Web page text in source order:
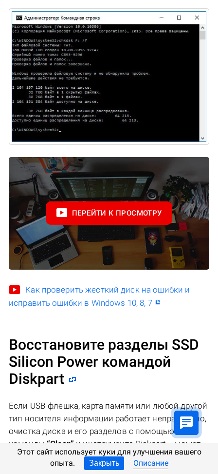
ПЕРЕЙТИ К ПРОСМОТРУ
Как проверить жесткий диск на ошибки и
исправить ошибки в Windows 10, 8, 7
Восстановите разделы SSD
Silicon Power командой
Diskpart
Если USB-флешка, карта памяти или любой другой
тип носителя информации работает неправильно,
очистка диска и его разделов с помощью
команды “Clean” и инструмента Diskpart – может
стать одним из способов решения проблем. Этот
инструмент исправит ошибки если устройство не
Этот сайт использует куки для улучшения вашего
опыта.
Закрыть Описание